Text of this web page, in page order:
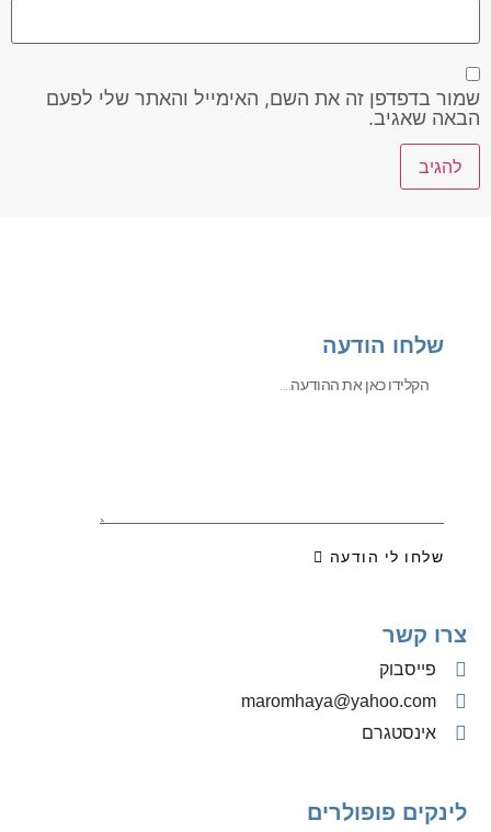
שמור בדפדפן זה את השם, האימייל והאתר שלי לפעם
הבאה שאגיב.
שלחו הודעה
שלחו לי הודעה
צרו קשר
פייסבוק
‫maromhaya@yahoo.com
אינסטגרם
לינקים פופולרים